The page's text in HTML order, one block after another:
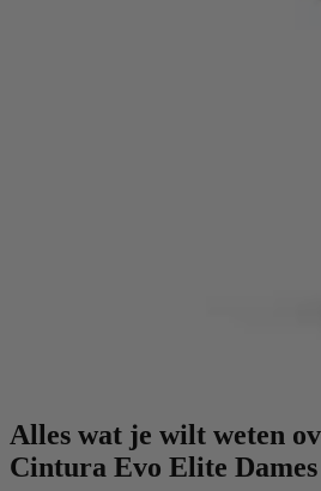
Alles wat je wilt weten
Cintura Evo Elite Dames